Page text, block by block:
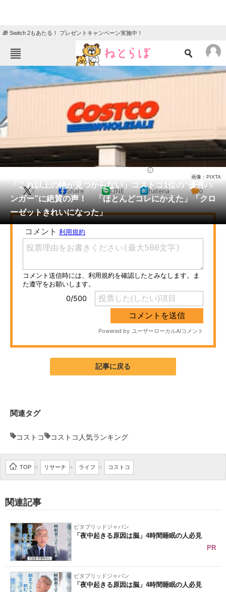
🎁 Switch 2もあたる！ プレゼントキャンペーン実施中！
ねとらぼメニュー
ニュース
クイズ
グルメ 地域
教育・育児
動物
会員記事
メディア
注目記事を集めた総合ページ
ITの今と未来を見通す
スマホと通信の最新トレンド
進化するPCとデバイスの未来
AI活用のいまが分かる
企業向けIT製品の総合サイト
製造業のIT導入・活用を支援
モノづくり技術者専門サイト
エレクトロニクス専門サイト
電子設計の基本と応用
「これ以上の物が見つからない」コストコ1位の“優秀ハ
ンガー”に絶賛の声！ 「ほとんどコレにかえた」「クロ
ーゼットきれいになった」
画像：PIXTA
X Share LINE hatena 0
記事に戻る
関連タグ
コストコ コストコ人気ランキング
TOP > リサーチ > ライフ > コストコ
関連記事
ビタブリッドジャパン
「夜中起きる原因は脳」4時間睡眠の人必見
PR
ビタブリッドジャパン
「夜中起きる原因は脳」4時間睡眠の人必見